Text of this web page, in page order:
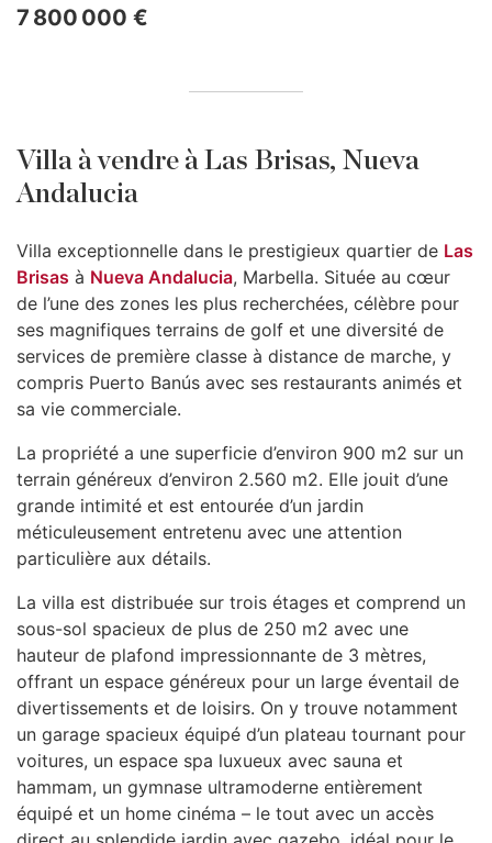
7 800 000 €
Villa à vendre à Las Brisas, Nueva
Andalucia
Villa exceptionnelle dans le prestigieux quartier de Las
Brisas à Nueva Andalucia, Marbella. Située au cœur
de l’une des zones les plus recherchées, célèbre pour
ses magnifiques terrains de golf et une diversité de
services de première classe à distance de marche, y
compris Puerto Banús avec ses restaurants animés et
sa vie commerciale.
La propriété a une superficie d’environ 900 m2 sur un
terrain généreux d’environ 2.560 m2. Elle jouit d’une
grande intimité et est entourée d’un jardin
méticuleusement entretenu avec une attention
particulière aux détails.
La villa est distribuée sur trois étages et comprend un
sous-sol spacieux de plus de 250 m2 avec une
hauteur de plafond impressionnante de 3 mètres,
offrant un espace généreux pour un large éventail de
divertissements et de loisirs. On y trouve notamment
un garage spacieux équipé d’un plateau tournant pour
voitures, un espace spa luxueux avec sauna et
hammam, un gymnase ultramoderne entièrement
équipé et un home cinéma – le tout avec un accès